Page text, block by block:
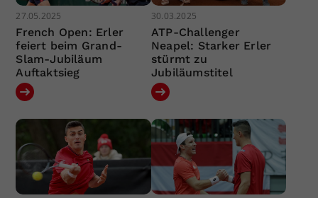
27.05.2025
French Open: Erler
feiert beim Grand-
Slam-Jubiläum
Auftaktsieg
30.03.2025
ATP-Challenger
Neapel: Starker Erler
stürmt zu
Jubiläumstitel